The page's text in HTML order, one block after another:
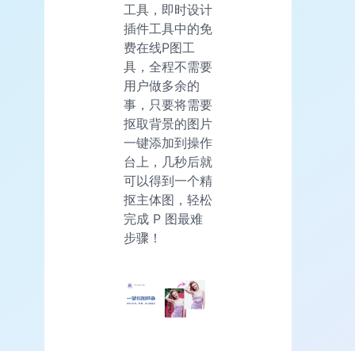
工具，即时设计
插件工具中的免
费在线P图工
具，全程不需要
用户做多余的
事，只要将需要
抠取背景的图片
一键添加到操作
台上，几秒后就
可以得到一个精
抠主体图，轻松
完成 P 图最难
步骤！